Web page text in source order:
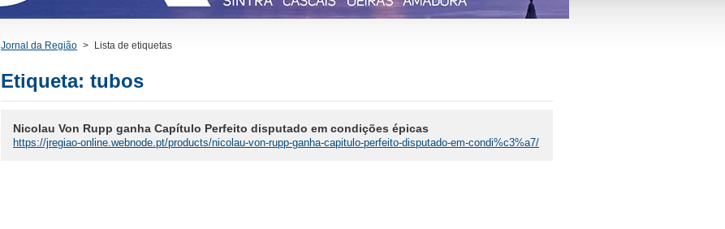
Jornal da Região > Lista de etiquetas
Etiqueta: tubos
Nicolau Von Rupp ganha Capítulo Perfeito disputado em condições épicas
https://jregiao-online.webnode.pt/products/nicolau-von-rupp-ganha-capitulo-perfeito-disputado-em-condi%c3%a7/